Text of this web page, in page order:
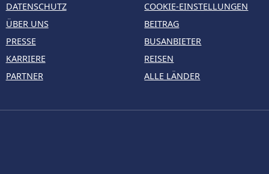
DATENSCHUTZ
ÜBER UNS
PRESSE
KARRIERE
PARTNER
COOKIE-EINSTELLUNGEN
BEITRAG
BUSANBIETER
REISEN
ALLE LÄNDER